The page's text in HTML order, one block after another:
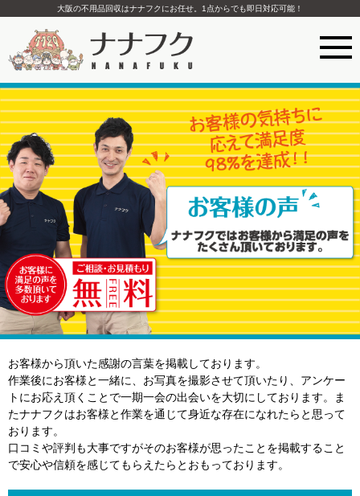
大阪の不用品回収はナナフクにお任せ。1点からでも即日対応可能！
お客様から頂いた感謝の言葉を掲載しております。
作業後にお客様と一緒に、お写真を撮影させて頂いたり、アンケー
トにお応え頂くことで一期一会の出会いを大切にしております。ま
たナナフクはお客様と作業を通じて身近な存在になれたらと思って
おります。
口コミや評判も大事ですがそのお客様が思ったことを掲載すること
で安心や信頼を感じてもらえたらとおもっております。